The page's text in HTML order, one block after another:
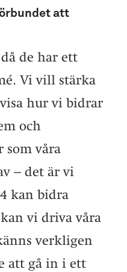
att
de har ett
Vi vill stärka
hur vi bidrar
och
som våra
– det är vi
kan bidra
vi driva våra
verkligen
att gå in i ett